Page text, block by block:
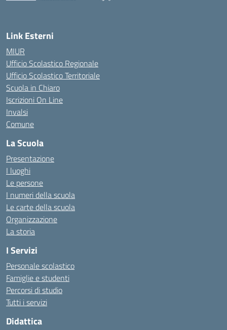
Link Esterni
MIUR
Ufficio Scolastico Regionale
Ufficio Scolastico Territoriale
Scuola in Chiaro
Iscrizioni On Line
Invalsi
Comune
La Scuola
Presentazione
I luoghi
Le persone
I numeri della scuola
Le carte della scuola
Organizzazione
La storia
I Servizi
Personale scolastico
Famiglie e studenti
Percorsi di studio
Tutti i servizi
Didattica